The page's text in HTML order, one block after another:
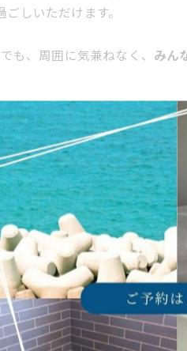
しいただけます。
も、周囲に気兼ねなく、 みん
ングで、好きなだけ利用でき
でのセルフロウリュや、ジャグジ
い」も、独り占めです。
、他の誰かに邪魔されること
トステイを
イルで、100坪を超える広大
い。